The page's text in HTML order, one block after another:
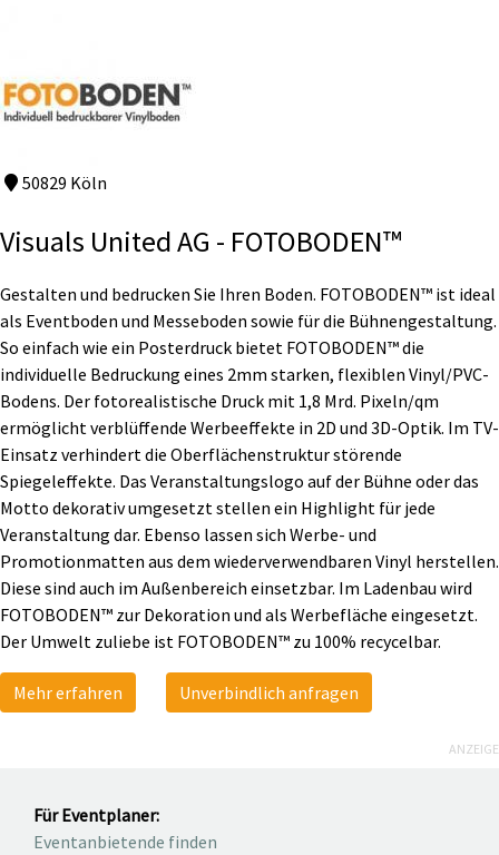
50829 Köln
Visuals United AG - FOTOBODEN™
Gestalten und bedrucken Sie Ihren Boden. FOTOBODEN™ ist ideal
als Eventboden und Messeboden sowie für die Bühnengestaltung.
So einfach wie ein Posterdruck bietet FOTOBODEN™ die
individuelle Bedruckung eines 2mm starken, flexiblen Vinyl/PVC-
Bodens. Der fotorealistische Druck mit 1,8 Mrd. Pixeln/qm
ermöglicht verblüffende Werbeeffekte in 2D und 3D-Optik. Im TV-
Einsatz verhindert die Oberflächenstruktur störende
Spiegeleffekte. Das Veranstaltungslogo auf der Bühne oder das
Motto dekorativ umgesetzt stellen ein Highlight für jede
Veranstaltung dar. Ebenso lassen sich Werbe- und
Promotionmatten aus dem wiederverwendbaren Vinyl herstellen.
Diese sind auch im Außenbereich einsetzbar. Im Ladenbau wird
FOTOBODEN™ zur Dekoration und als Werbefläche eingesetzt.
Der Umwelt zuliebe ist FOTOBODEN™ zu 100% recycelbar.
Mehr erfahren Unverbindlich anfragen
ANZEIGE
Für Eventplaner:
Eventanbietende finden